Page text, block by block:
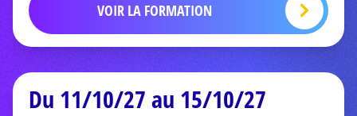
VOIR LA FORMATION
Du 11/10/27 au 15/10/27